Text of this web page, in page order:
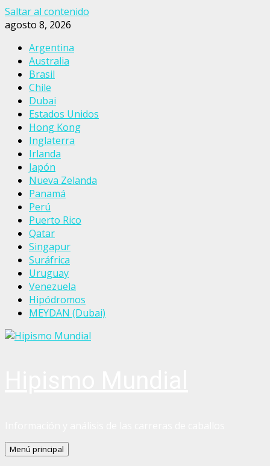
Saltar al contenido
agosto 8, 2026
Argentina
Australia
Brasil
Chile
Dubai
Estados Unidos
Hong Kong
Inglaterra
Irlanda
Japón
Nueva Zelanda
Panamá
Perú
Puerto Rico
Qatar
Singapur
Suráfrica
Uruguay
Venezuela
Hipódromos
MEYDAN (Dubai)
Menú principal